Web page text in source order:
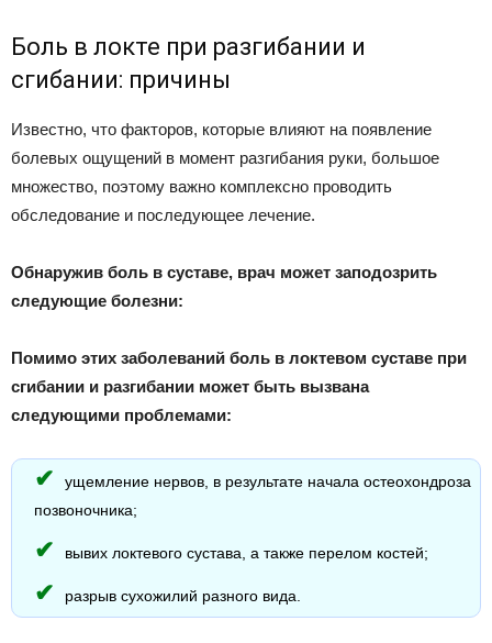
Боль в локте при разгибании и
сгибании: причины
Известно, что факторов, которые влияют на появление
болевых ощущений в момент разгибания руки, большое
множество, поэтому важно комплексно проводить
обследование и последующее лечение.
Обнаружив боль в суставе, врач может заподозрить
следующие болезни:
Помимо этих заболеваний боль в локтевом суставе при
сгибании и разгибании может быть вызвана
следующими проблемами:
ущемление нервов, в результате начала остеохондроза
позвоночника;
вывих локтевого сустава, а также перелом костей;
разрыв сухожилий разного вида.